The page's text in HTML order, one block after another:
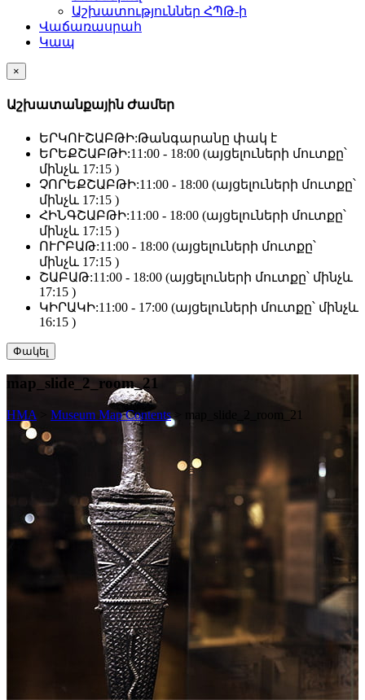
Աշխատություններ ՀՊԹ-ի
Վաճառասրահ
Կապ
×
Աշխատանքային Ժամեր
ԵՐԿՈՒՇԱԲԹԻ:Թանգարանը փակ է
ԵՐԵՔՇԱԲԹԻ:11:00 - 18:00 (այցելուների մուտքը՝
մինչև 17:15 )
ՉՈՐԵՔՇԱԲԹԻ:11:00 - 18:00 (այցելուների մուտքը՝
մինչև 17:15 )
ՀԻՆԳՇԱԲԹԻ:11:00 - 18:00 (այցելուների մուտքը՝
մինչև 17:15 )
ՈՒՐԲԱԹ:11:00 - 18:00 (այցելուների մուտքը՝
մինչև 17:15 )
ՇԱԲԱԹ:11:00 - 18:00 (այցելուների մուտքը՝ մինչև
17:15 )
ԿԻՐԱԿԻ:11:00 - 17:00 (այցելուների մուտքը՝ մինչև
16:15 )
Փակել
map_slide_2_room_21
HMA Museum Map Contents> map_slide_2_room_21